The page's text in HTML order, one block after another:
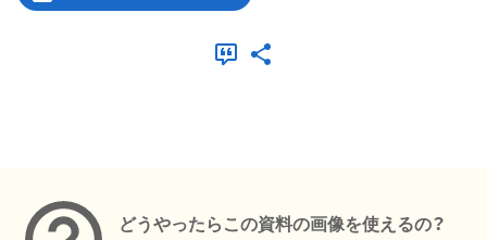
どうやったらこの資料の画像を使えるの？